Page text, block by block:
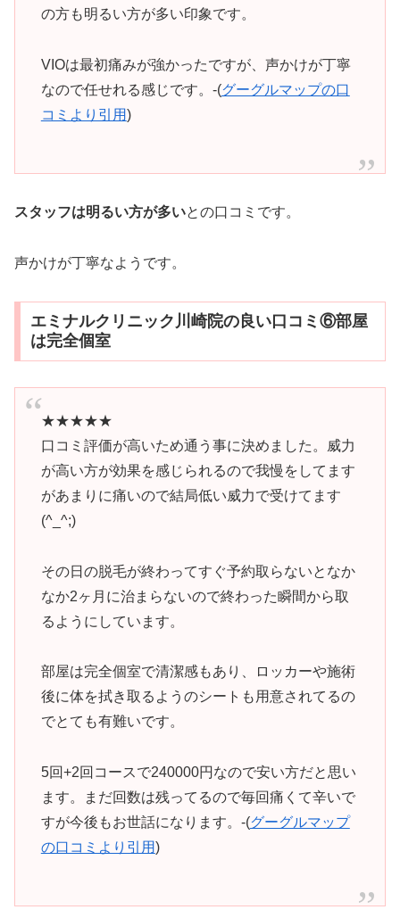
の方も明るい方が多い印象です。
VIOは最初痛みが強かったですが、声かけが丁寧
なので任せれる感じです。-(グーグルマップの口
コミより引用)
スタッフは明るい方が多いとの口コミです。
声かけが丁寧なようです。
エミナルクリニック川崎院の良い口コミ⑥部屋
は完全個室
★★★★★
口コミ評価が高いため通う事に決めました。威力
が高い方が効果を感じられるので我慢をしてます
があまりに痛いので結局低い威力で受けてます
(^_^;)
その日の脱毛が終わってすぐ予約取らないとなか
なか2ヶ月に治まらないので終わった瞬間から取
るようにしています。
部屋は完全個室で清潔感もあり、ロッカーや施術
後に体を拭き取るようのシートも用意されてるの
でとても有難いです。
5回+2回コースで240000円なので安い方だと思い
ます。まだ回数は残ってるので毎回痛くて辛いで
すが今後もお世話になります。-(グーグルマップ
の口コミより引用)